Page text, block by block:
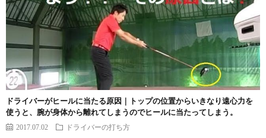
ドライバーがヒールに当たる原因｜トップの位置からいきなり遠心力を
使うと、腕が身体から離れてしまうのでヒールに当たってしまう。
2017.07.02 ドライバーの打ち方